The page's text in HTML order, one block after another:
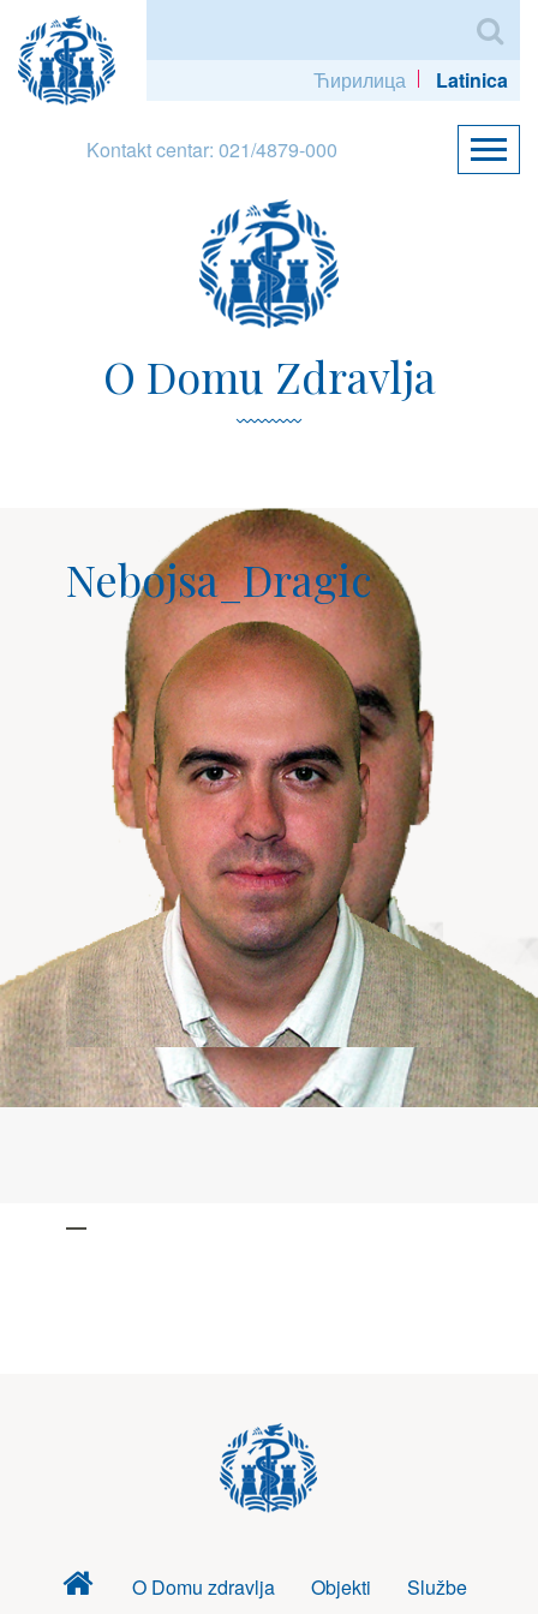
Ћирилица Latinica
Kontakt centar: 021/4879-000
O Domu Zdravlja
Nebojsa_Dragic
Dom O Domu zdravlja Objekti Službe